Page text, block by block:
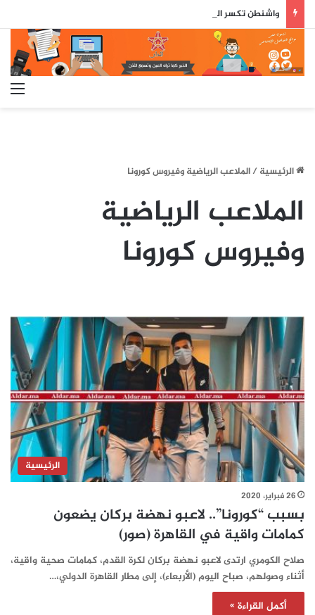
الرئيسية/الملاعب الرياضية وفيروس كورونا
الملاعب الرياضية
وفيروس كورونا
الرئيسية
26 فبراير، 2020
بسبب “كورونا”.. لاعبو نهضة بركان يضعون
كمامات واقية في القاهرة (صور)
صلاح الكومري ارتدى لاعبو نهضة بركان لكرة القدم، كمامات صحية واقية،
أثناء وصولهم، صباح اليوم (الأربعاء)، إلى مطار القاهرة الدولي،…
أكمل القراءة »